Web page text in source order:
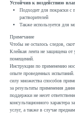
Устойчив к воздействию
Подходит для покраски с
растворителей
Также используется для
Примечание
Чтобы не осталось следов,
Клейкая лента не защищена от
помещений.
Инструкции по применению
опыте проведенных
силу множества способов
за результаты применения
поддержки не несет
консультационного характера
услуг, а также в случае